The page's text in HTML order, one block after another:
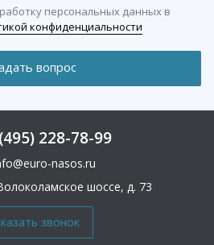
персональных данных в
конфиденциальности
228-78-99
nasos.ru
шоссе, д. 73